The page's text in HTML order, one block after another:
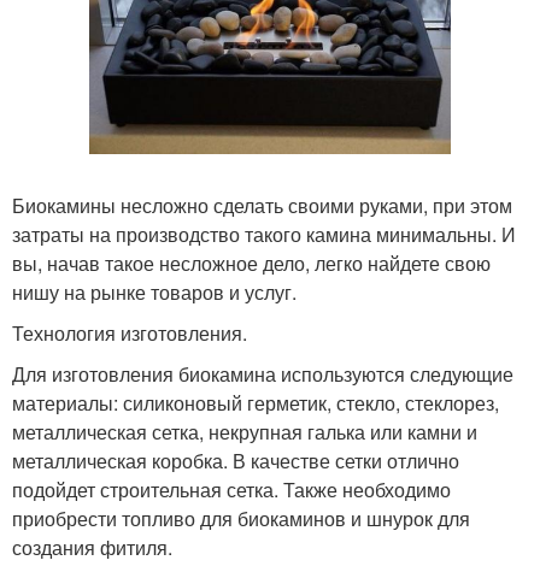
Биокамины несложно сделать своими руками, при этом
затраты на производство такого камина минимальны. И
вы, начав такое несложное дело, легко найдете свою
нишу на рынке товаров и услуг.
Технология изготовления.
Для изготовления биокамина используются следующие
материалы: силиконовый герметик, стекло, стеклорез,
металлическая сетка, некрупная галька или камни и
металлическая коробка. В качестве сетки отлично
подойдет строительная сетка. Также необходимо
приобрести топливо для биокаминов и шнурок для
создания фитиля.